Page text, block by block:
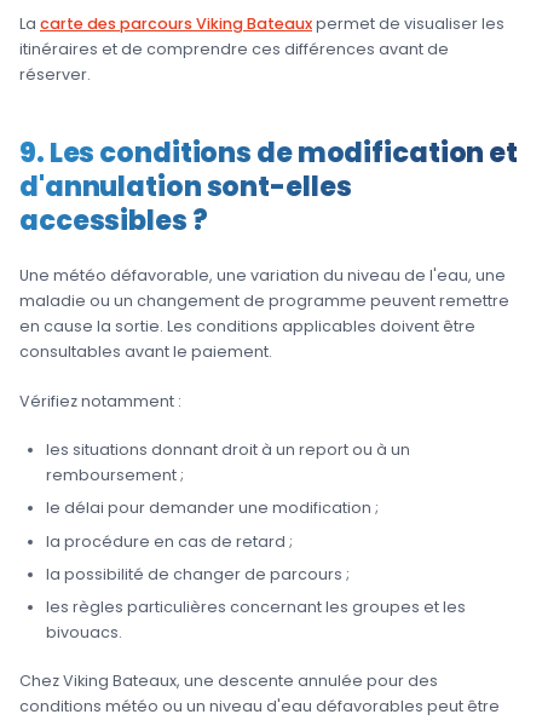
La carte des parcours Viking Bateauxpermet de visualiser les
itinéraires et de comprendre ces différences avant de
réserver.
9. Les conditions de modification et
d'annulation sont-elles
accessibles ?
Une météo défavorable, une variation du niveau de l'eau, une
maladie ou un changement de programme peuvent remettre
en cause la sortie. Les conditions applicables doivent être
consultables avant le paiement.
Vérifiez notamment :
les situations donnant droit à un report ou à un
remboursement ;
le délai pour demander une modification ;
la procédure en cas de retard ;
la possibilité de changer de parcours ;
les règles particulières concernant les groupes et les
bivouacs.
Chez Viking Bateaux, une descente annulée pour des
conditions météo ou un niveau d'eau défavorables peut être